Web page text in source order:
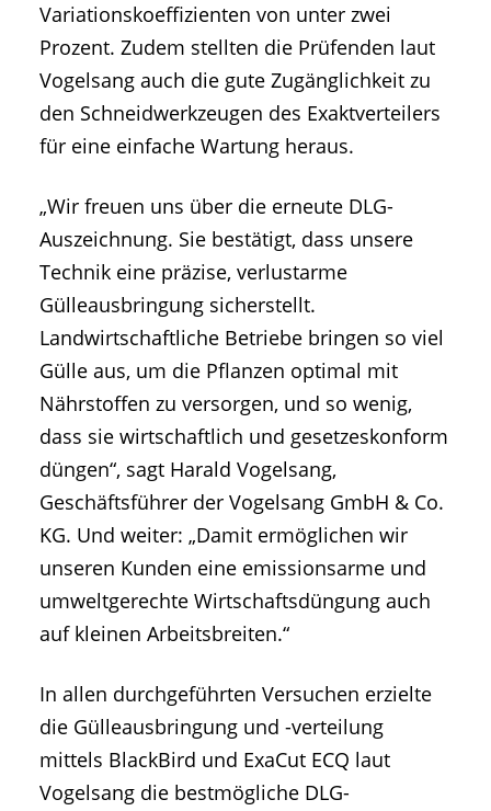
Variationskoeffizienten von unter zwei
Prozent. Zudem stellten die Prüfenden laut
Vogelsang auch die gute Zugänglichkeit zu
den Schneidwerkzeugen des Exaktverteilers
für eine einfache Wartung heraus.
„Wir freuen uns über die erneute DLG-
Auszeichnung. Sie bestätigt, dass unsere
Technik eine präzise, verlustarme
Gülleausbringung sicherstellt.
Landwirtschaftliche Betriebe bringen so viel
Gülle aus, um die Pflanzen optimal mit
Nährstoffen zu versorgen, und so wenig,
dass sie wirtschaftlich und gesetzeskonform
düngen“, sagt Harald Vogelsang,
Geschäftsführer der Vogelsang GmbH & Co.
KG. Und weiter: „Damit ermöglichen wir
unseren Kunden eine emissionsarme und
umweltgerechte Wirtschaftsdüngung auch
auf kleinen Arbeitsbreiten.“
In allen durchgeführten Versuchen erzielte
die Gülleausbringung und -verteilung
mittels BlackBird und ExaCut ECQ laut
Vogelsang die bestmögliche DLG-